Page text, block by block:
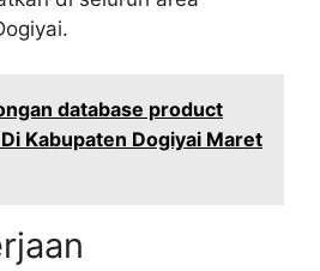
database product
Kabupaten Dogiyai Maret